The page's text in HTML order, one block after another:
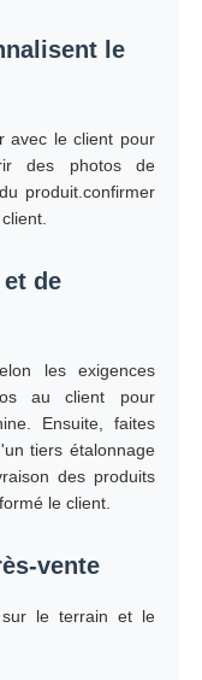
le
avec le client pour
des photos de
produit.confirmer
de
les exigences
au client pour
Ensuite, faites
tiers étalonnage
des produits
le client.
vente
sur le terrain et le